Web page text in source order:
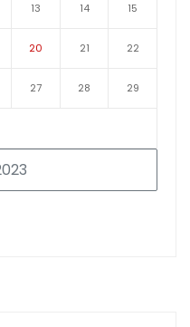
13 14 15
20 21 22
27 28 29